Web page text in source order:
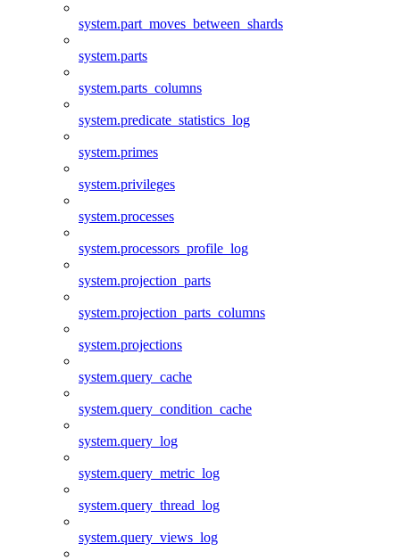
system.part_moves_between_shards
system.parts
system.parts_columns
system.predicate_statistics_log
system.primes
system.privileges
system.processes
system.processors_profile_log
system.projection_parts
system.projection_parts_columns
system.projections
system.query_cache
system.query_condition_cache
system.query_log
system.query_metric_log
system.query_thread_log
system.query_views_log